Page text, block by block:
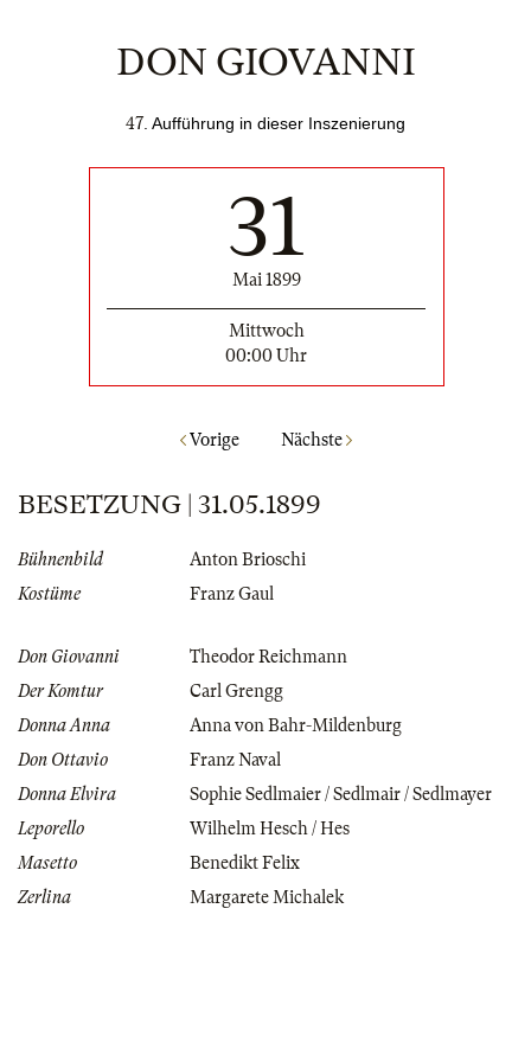
DON GIOVANNI
47 . Aufführung in dieser Inszenierung
31
Mai 1899
Mittwoch
00:00 Uhr
Vorige Nächste
BESETZUNG | 31.05.1899
Bühnenbild
Anton Brioschi
Kostüme
Franz Gaul
Don Giovanni
Theodor Reichmann
Der Komtur
Carl Grengg
Donna Anna
Anna von Bahr-Mildenburg
Don Ottavio
Franz Naval
Donna Elvira
Sophie Sedlmaier / Sedlmair / Sedlmayer
Leporello
Wilhelm Hesch / Hes
Masetto
Benedikt Felix
Zerlina
Margarete Michalek